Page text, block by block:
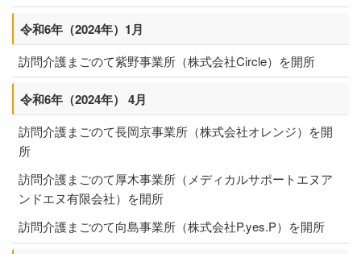
令和6年（2024年）1月
訪問介護まごのて紫野事業所（株式会社Circle）を開所
令和6年（2024年） 4月
訪問介護まごのて長岡京事業所（株式会社オレンジ）を開
所
訪問介護まごのて厚木事業所（メディカルサポートエヌア
ンドエヌ有限会社）を開所
訪問介護まごのて向島事業所（株式会社P.yes.P）を開所